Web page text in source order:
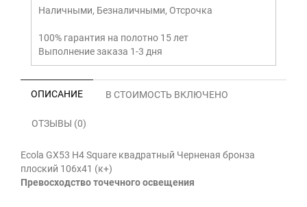
Наличными, Безналичными, Отсрочка
100% гарантия на полотно 15 лет
Выполнение заказа 1-3 дня
ОПИСАНИЕ В СТОИМОСТЬ ВКЛЮЧЕНО
ОТЗЫВЫ (0)
Ecola GX53 H4 Square квадратный Черненая бронза
плоский 106x41 (к+)
Превосходство точечного освещения